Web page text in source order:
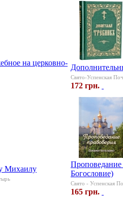
на церковно-
Свято-Успенская
172 грн.
Михаилу
Богословие)
Свято - Успенская
165 грн.